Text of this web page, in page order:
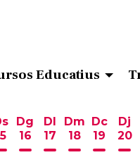
Educatius
d'agost
d'agost14 d'agost
Dissabte 15 d'agost
Dg
16
Diumenge 16
Dl
17
Dilluns 17
Dm
18
Dimarts 18
Dc
19
Dj
20